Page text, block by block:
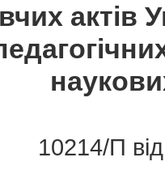
актів
10214/П